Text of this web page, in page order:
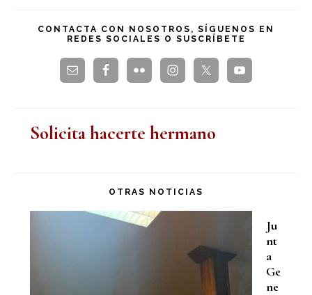
esta
CONTACTA CON NOSOTROS, SÍGUENOS EN
REDES SOCIALES O SUSCRÍBETE
Solicita hacerte hermano
OTRAS NOTICIAS
Ju
nt
a
Ge
ne